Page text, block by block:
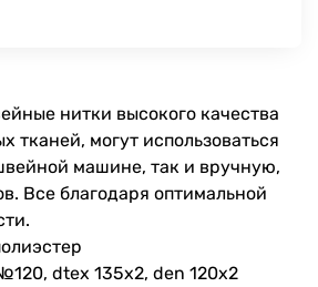
нитки высокого качества
тканей, могут использоваться
машине, так и вручную,
Все благодаря оптимальной
dtex 135x2, den 120x2